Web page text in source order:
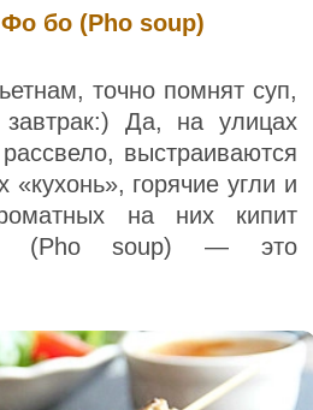
бо (Pho soup)
точно помнят суп,
Да, на улицах
выстраиваются
горячие угли и
на них кипит
(Pho soup) — это